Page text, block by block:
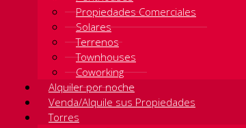
Propiedades Comerciales
Solares
Terrenos
Townhouses
Coworking
Alquiler por noche
Venda/Alquile sus Propiedades
Torres